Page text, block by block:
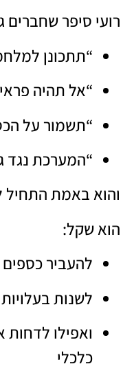
רועי סיפר שחברים
“תתכונן
“אל תהיה
“תשמור על
“המערכת נגד
והוא באמת התחיל
הוא שקל:
להעביר כספים
לשנות בעלויות
ואפילו
כלכלי